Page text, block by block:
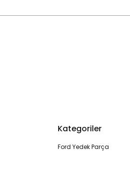
Kategoriler
Ford Yedek Parça